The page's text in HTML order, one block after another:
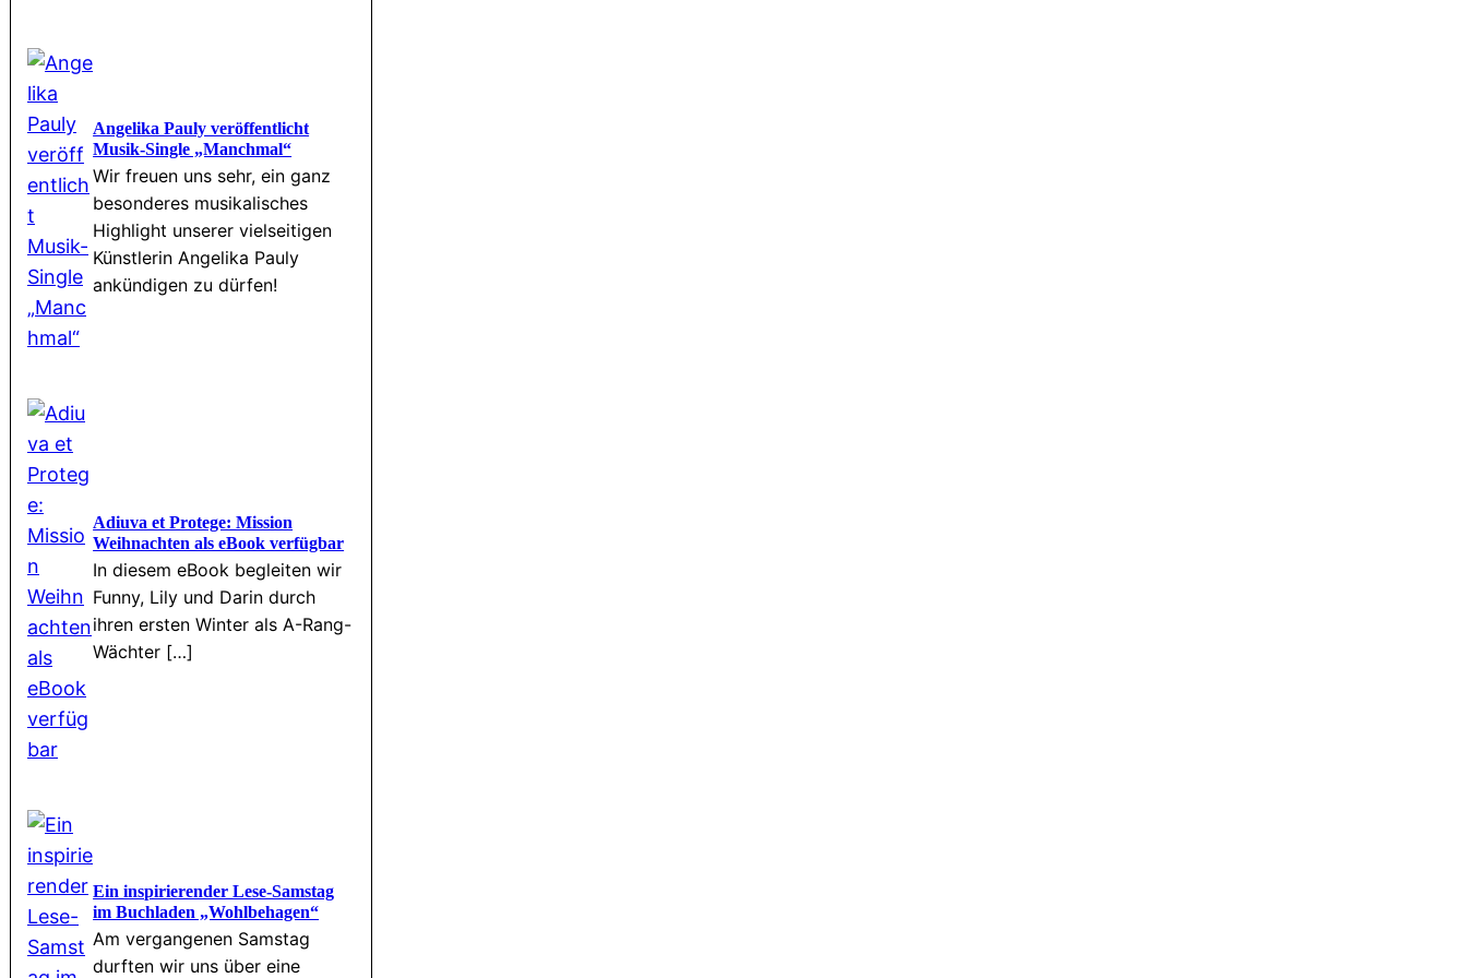
Angelika Pauly veröffentlicht
Musik-Single „Manchmal“
Wir freuen uns sehr, ein ganz
besonderes musikalisches
Highlight unserer vielseitigen
Künstlerin Angelika Pauly
ankündigen zu dürfen!
Adiuva et Protege: Mission
Weihnachten als eBook verfügbar
In diesem eBook begleiten wir
Funny, Lily und Darin durch
ihren ersten Winter als A-Rang-
Wächter […]
Ein inspirierender Lese-Samstag
im Buchladen „Wohlbehagen“
Am vergangenen Samstag
durften wir uns über eine